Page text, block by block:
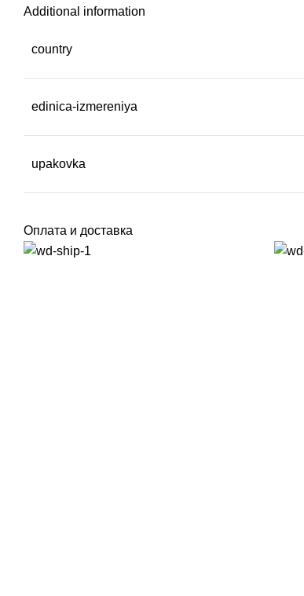
Additional information
country
edinica-izmereniya
upakovka
Оплата и доставка